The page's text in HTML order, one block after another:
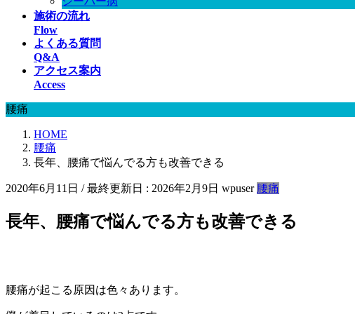
施術の流れ
Flow
よくある質問
Q&A
アクセス案内
Access
腰痛
HOME
腰痛
長年、腰痛で悩んでる方も改善できる
2020年6月11日 / 最終更新日 : 2026年2月9日 wpuser 腰痛
長年、腰痛で悩んでる方も改善できる
腰痛が起こる原因は色々あります。